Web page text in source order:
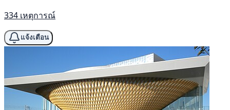
334 เหตุการณ์
แจ้งเตือน